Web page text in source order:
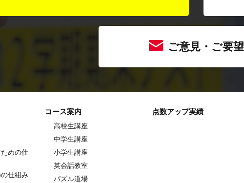
ご意見・ご要望
めの仕
仕組み
コース案内
高校生講座
中学⽣講座
⼩学⽣講座
英会話教室
パズル道場
点数アップ実績